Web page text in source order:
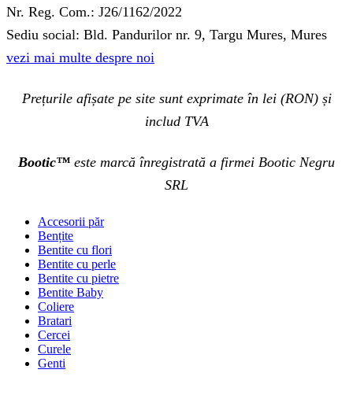
Nr. Reg. Com.: J26/1162/2022
Sediu social: Bld. Pandurilor nr. 9, Targu Mures, Mures
vezi mai multe despre noi
Prețurile afișate pe site sunt exprimate în lei (RON) și
includ TVA
Bootic™ este marcă înregistrată a firmei Bootic Negru
SRL
Accesorii păr
Bențite
Bentite cu flori
Bentite cu perle
Bentite cu pietre
Bentite Baby
Coliere
Bratari
Cercei
Curele
Genti